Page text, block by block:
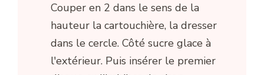
Couper en 2 dans le sens de la
hauteur la cartouchière, la dresser
dans le cercle. Côté sucre glace à
l'extérieur. Puis insérer le premier